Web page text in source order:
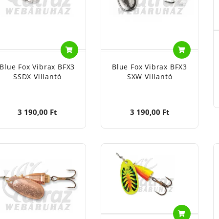
Blue Fox Vibrax BFX3
SSDX Villantó
3 190,00 Ft
Blue Fox Vibrax BFX3
SXW Villantó
3 190,00 Ft